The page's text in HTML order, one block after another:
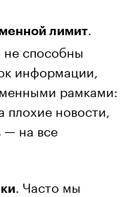
лимит
не способны
информации,
рамками:
новости,
— на все
. Часто мы